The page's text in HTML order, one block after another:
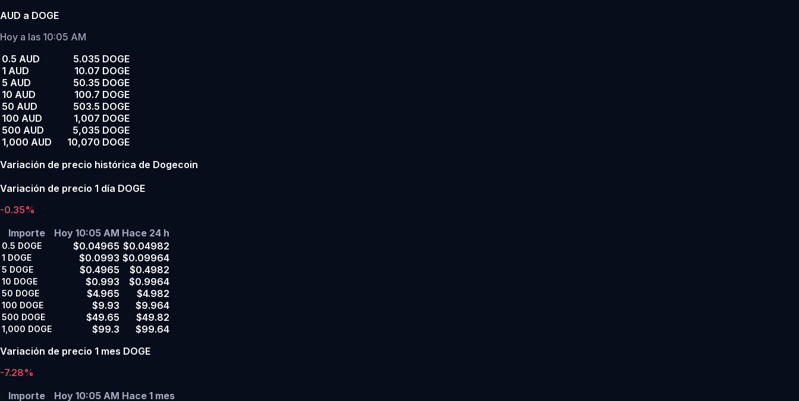
AUD a DOGE
Hoy a las 10:05 AM
0.5 AUD
5.035 DOGE
1 AUD
10.07 DOGE
5 AUD
50.35 DOGE
10 AUD
100.7 DOGE
50 AUD
503.5 DOGE
100 AUD
1,007 DOGE
500 AUD
5,035 DOGE
1,000 AUD
10,070 DOGE
Variación de precio histórica de Dogecoin
Variación de precio 1 día DOGE
-0.35%
Importe
Hoy 10:05 AM Hace 24 h
0.5 DOGE $0.04965 $0.04982
1 DOGE $0.0993 $0.09964
5 DOGE $0.4965 $0.4982
10 DOGE $0.993 $0.9964
50 DOGE $4.965 $4.982
100 DOGE $9.93 $9.964
500 DOGE $49.65 $49.82
1,000 DOGE $99.3
$99.64
Variación de precio 1 mes DOGE
-7.28%
Importe
Hoy 10:05 AM Hace 1 mes